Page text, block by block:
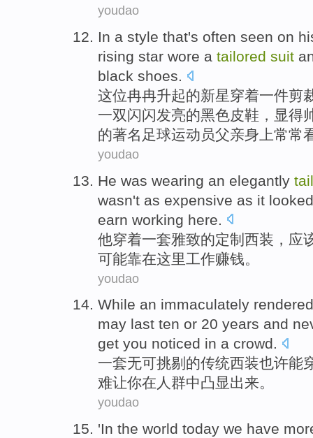
youdao
In a style that's often seen on
rising star wore a tailored suit
black shoes.
这位冉冉升起的新星穿着一件剪
一双闪闪发亮的黑色皮鞋，显得
的著名 足球运动员父亲身上常常
youdao
He was wearing an elegantly
wasn't as expensive as it
earn working here
他穿着一套雅致的定制 西装 ， 应
可能靠在这里工作赚钱 。
youdao
While an immaculately
may last ten or 20 years and
get you noticed in a crowd.
一套无可挑剔 的传统西装也许能
难让你在 人群中凸显出来。
youdao
'In the world today we have